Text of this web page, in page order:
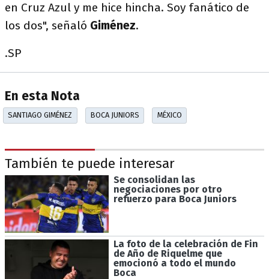
en Cruz Azul y me hice hincha. Soy fanático de
los dos", señaló Giménez.
.SP
En esta Nota
SANTIAGO GIMÉNEZ BOCA JUNIORS MÉXICO
También te puede interesar
Se consolidan las
negociaciones por otro
refuerzo para Boca Juniors
La foto de la celebración de Fin
de Año de Riquelme que
emocionó a todo el mundo
Boca